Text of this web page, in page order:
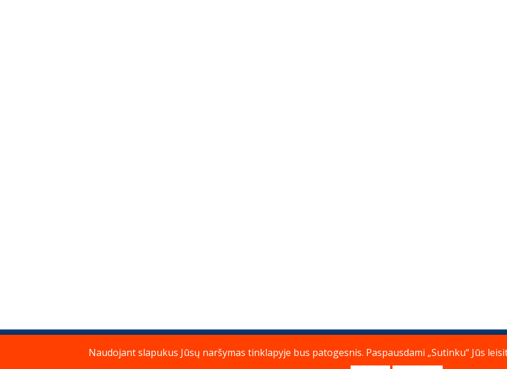
Naudojant slapukus Jūsų naršymas tinklapyje bus patogesnis. Paspausdami „Sutinku“ Jūs